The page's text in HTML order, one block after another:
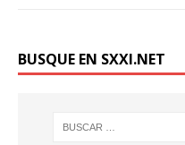
BUSQUE EN SXXI.NET